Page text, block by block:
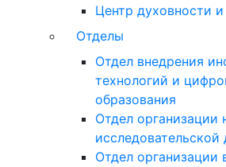
Центр духовности
Отделы
Отдел внедрения
технологий и
образования
Отдел организации
исследовательской
Отдел организации